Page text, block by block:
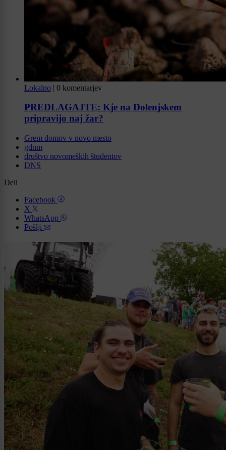
Lokalno | 0 komentarjev
PREDLAGAJTE: Kje na Dolenjskem
pripravijo naj žar?
Grem domov v novo mesto
gdnm
društvo novomeških študentov
DNS
Deli
Facebook
X
WhatsApp
Pošlji